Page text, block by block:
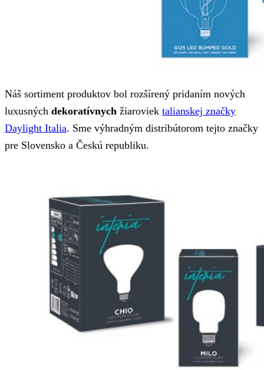
Náš sortiment produktov bol rozšírený pridaním nových
luxusných dekoratívnych žiaroviek talianskej značky
Daylight Italia. Sme výhradným distribútorom tejto značky
pre Slovensko a Českú republiku.